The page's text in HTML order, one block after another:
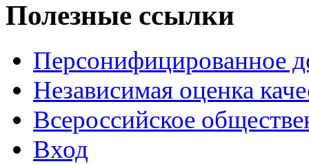
Полезные ссылки
Персонифицированное
Независимая оценка
Всероссийское
Вход